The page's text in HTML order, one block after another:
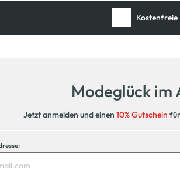
Kostenfreie
Modeglück im
Jetzt anmelden und einen 10% Gutschein